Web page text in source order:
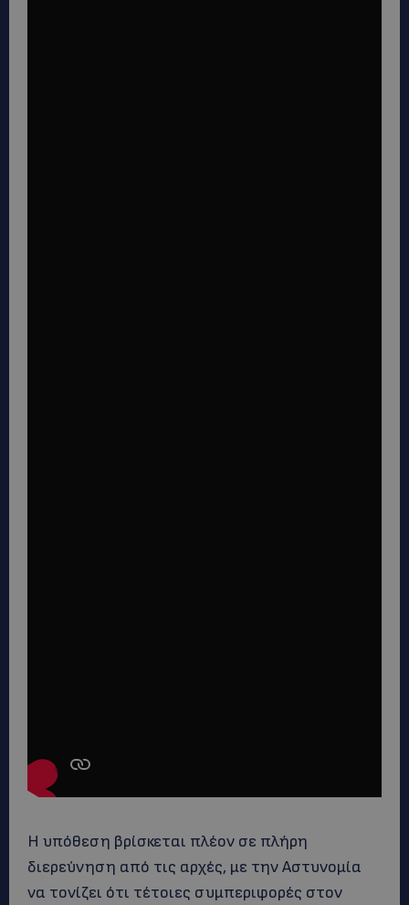
Η υπόθεση βρίσκεται πλέον σε πλήρη
διερεύνηση από τις αρχές, με την Αστυνομία
να τονίζει ότι τέτοιες συμπεριφορές στον